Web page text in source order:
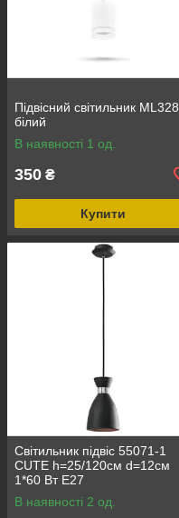
Підвісний світильник ML328
білий
В наявності 1 од.
350 ₴
Купити
Світильник підвіс 55071-1
CUTE h=25/120см d=12см
1*60 Вт Е27
В наявності 2 од.